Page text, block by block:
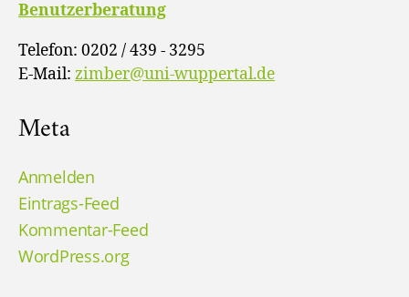
Benutzerberatung
Telefon: 0202 / 439 - 3295
E-Mail: zimber@uni-wuppertal.de
Meta
Anmelden
Eintrags-Feed
Kommentar-Feed
WordPress.org